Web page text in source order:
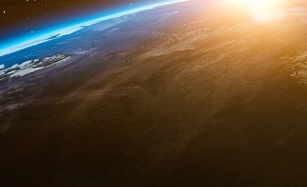
COUR DES COMPTES 08.04.2025
La Coupe du monde de rugby a été un
sportif. La progression de 15 % du nombre
compétition sur l’image de la France grâce
renforcent son bilan bilan positif.
choix stratégiques hasardeux qui ont